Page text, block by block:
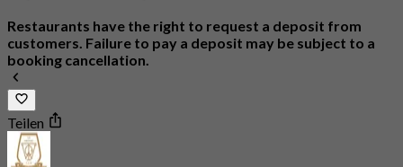
Restaurants have the right to request a deposit from
customers. Failure to pay a deposit may be subject to a
booking cancellation.
Teilen